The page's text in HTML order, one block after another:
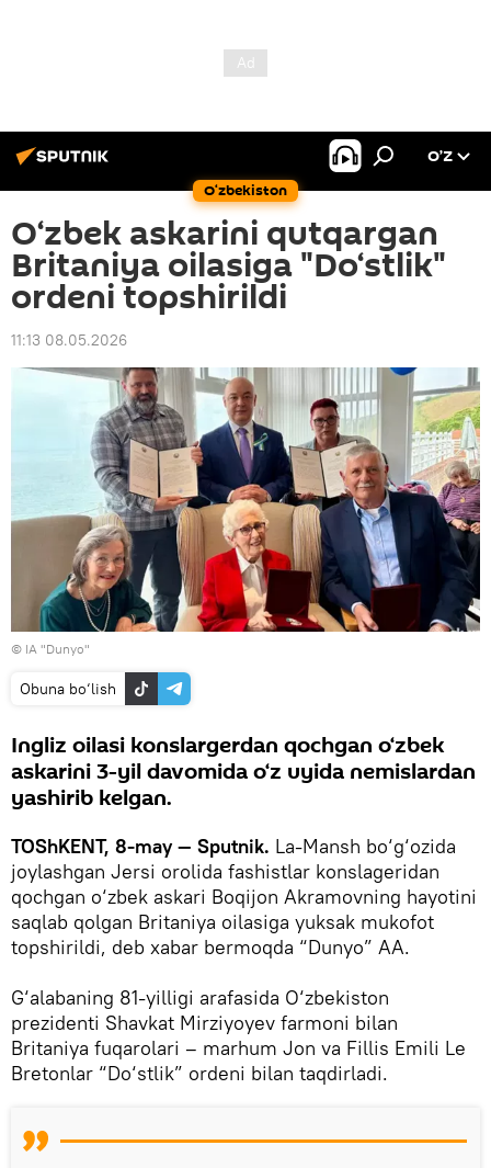
O‘zbekiston
O’Z
O‘zbek askarini qutqargan
Britaniya oilasiga "Do‘stlik"
ordeni topshirildi
11:13 08.05.2026
© IA "Dunyo"
Obuna bo‘lish
Ingliz oilasi konslargerdan qochgan o‘zbek
askarini 3-yil davomida o‘z uyida nemislardan
yashirib kelgan.
TOShKENT, 8-may — Sputnik. La-Mansh bo‘g‘ozida
joylashgan Jersi orolida fashistlar konslageridan
qochgan o‘zbek askari Boqijon Akramovning hayotini
saqlab qolgan Britaniya oilasiga yuksak mukofot
topshirildi, deb xabar bermoqda “Dunyo” AA.
G‘alabaning 81-yilligi arafasida O‘zbekiston
prezidenti Shavkat Mirziyoyev farmoni bilan
Britaniya fuqarolari – marhum Jon va Fillis Emili Le
Bretonlar “Do‘stlik” ordeni bilan taqdirladi.